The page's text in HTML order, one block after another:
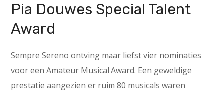
Pia Douwes Special Talent
Award
Sempre Sereno ontving maar liefst vier nominaties
voor een Amateur Musical Award. Een geweldige
prestatie aangezien er ruim 80 musicals waren